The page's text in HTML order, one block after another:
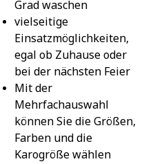
Grad waschen
vielseitige
Einsatzmöglichkeiten,
egal ob Zuhause oder
bei der nächsten Feier
Mit der
Mehrfachauswahl
können Sie die Größen,
Farben und die
Karogröße wählen